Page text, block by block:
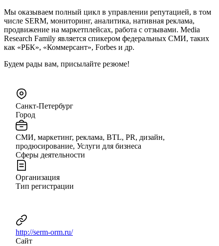
Мы оказываем полный цикл в управлении репутацией, в том
числе SERM, мониторинг, аналитика, нативная реклама,
продвижение на маркетплейсах, работа с отзывами. Media
Research Family является спикером федеральных СМИ, таких
как «РБК», «Коммерсант», Forbes и др.
Будем рады вам, присылайте резюме!
Санкт-Петербург
Город
СМИ, маркетинг, реклама, BTL, PR, дизайн,
продюсирование, Услуги для бизнеса
Сферы деятельности
Организация
Тип регистрации
http://serm-orm.ru/
Сайт